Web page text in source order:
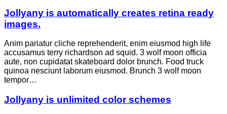
Jollyany is automatically creates retina ready
images.
Anim pariatur cliche reprehenderit, enim eiusmod high life
accusamus terry richardson ad squid. 3 wolf moon officia
aute, non cupidatat skateboard dolor brunch. Food truck
quinoa nesciunt laborum eiusmod. Brunch 3 wolf moon
tempor…
Jollyany is unlimited color schemes